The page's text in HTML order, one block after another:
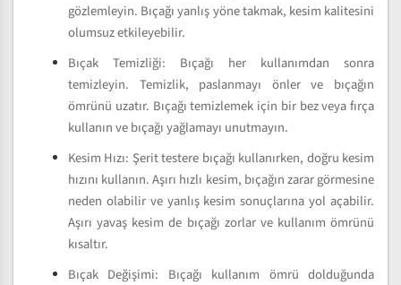
gözlemleyin. Bıçağı yanlış yöne takmak, kesim kalitesini
olumsuz etkileyebilir.
Bıçak Temizliği: Bıçağı her kullanımdan sonra
temizleyin. Temizlik, paslanmayı önler ve bıçağın
ömrünü uzatır. Bıçağı temizlemek için bir bez veya fırça
kullanın ve bıçağı yağlamayı unutmayın.
Kesim Hızı: Şerit testere bıçağı kullanırken, doğru kesim
hızını kullanın. Aşırı hızlı kesim, bıçağın zarar görmesine
neden olabilir ve yanlış kesim sonuçlarına yol açabilir.
Aşırı yavaş kesim de bıçağı zorlar ve kullanım ömrünü
kısaltır.
Bıçak Değişimi: Bıçağı kullanım ömrü dolduğunda